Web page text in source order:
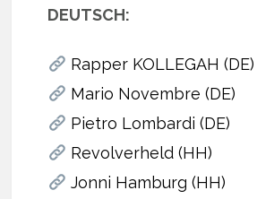
DEUTSCH:
Rapper KOLLEGAH (DE)
Mario Novembre (DE)
Pietro Lombardi (DE)
Revolverheld (HH)
Jonni Hamburg (HH)